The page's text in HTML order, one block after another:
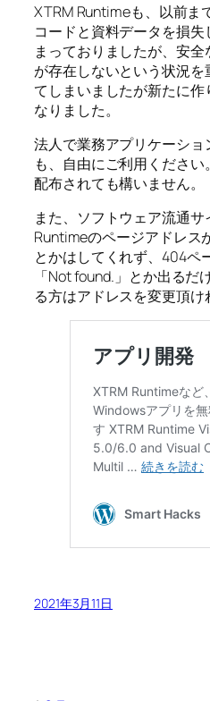
XTRM Runtimeも、以前ま
コードと資料データを損
まっておりましたが、安
が存在しないという状況
てしまいましたが新たに
なりました。
法人で業務アプリケーシ
も、自由にご利用くださ
配布されても構いません。
また、ソフトウェア流通
Runtimeのページアドレス
とかはしてくれず、404ペ
「Not found.」とか出るだ
る方はアドレスを変更頂け
2021年3月11日